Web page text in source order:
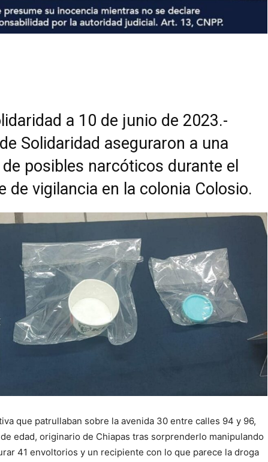
a 10 de junio de 2023.-
Solidaridad aseguraron a una
posibles narcóticos durante el
de vigilancia en la colonia Colosio.
que patrullaban sobre la avenida 30 entre calles 94 y 96,
edad, originario de Chiapas tras sorprenderlo manipulando
41 envoltorios y un recipiente con lo que parece la droga